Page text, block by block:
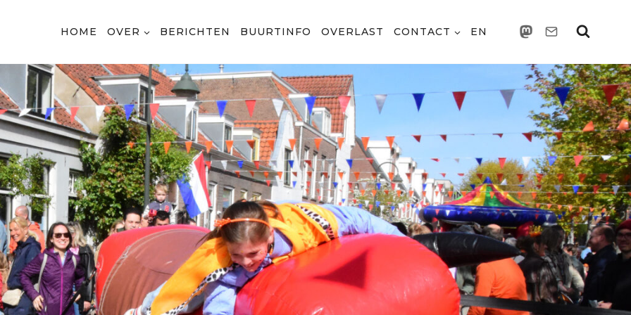
HOME OVER BERICHTEN BUURTINFO OVERLAST CONTACT EN